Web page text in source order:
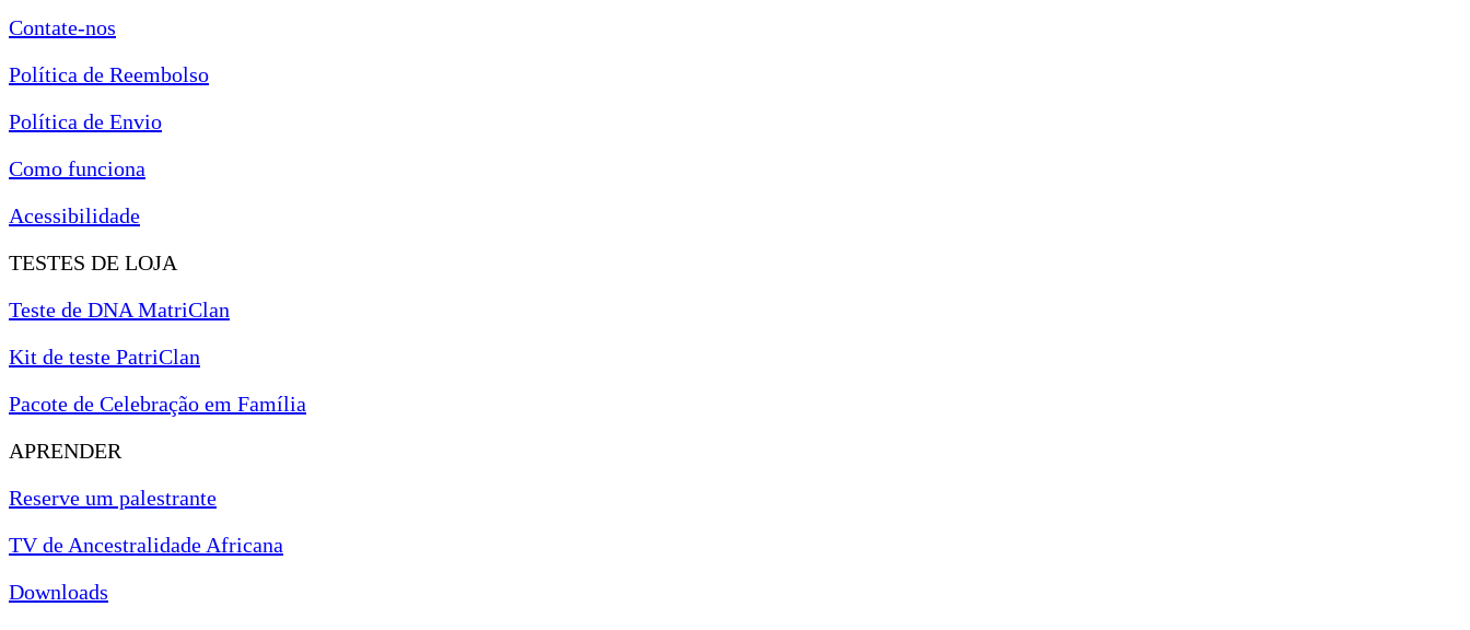
Contate-nos
Política de Reembolso
Política de Envio
Como funciona
Acessibilidade
TESTES DE LOJA
Teste de DNA MatriClan
Kit de teste PatriClan
Pacote de Celebração em Família
APRENDER
Reserve um palestrante
TV de Ancestralidade Africana
Downloads